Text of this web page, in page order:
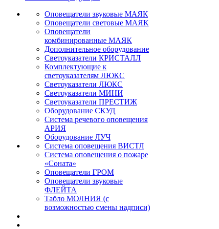
Оповещатели звуковые МАЯК
Оповещатели световые МАЯК
Оповещатели
комбинированные МАЯК
Дополнительное оборудование
Светоуказатели КРИСТАЛЛ
Комплектующие к
светоуказателям ЛЮКС
Светоуказатели ЛЮКС
Светоуказатели МИНИ
Светоуказатели ПРЕСТИЖ
Оборудование СКУД
Система речевого оповещения
АРИЯ
Оборудование ЛУЧ
Система оповещения ВИСТЛ
Система оповещения о пожаре
«Соната»
Оповещатели ГРОМ
Оповещатели звуковые
ФЛЕЙТА
Табло МОЛНИЯ (с
возможностью смены надписи)